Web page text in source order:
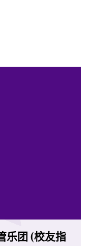
乐团 (校友指